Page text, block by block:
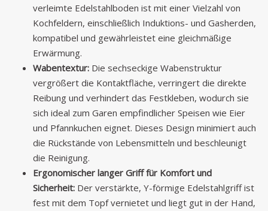
verleimte Edelstahlboden ist mit einer Vielzahl von
Kochfeldern, einschließlich Induktions- und Gasherden,
kompatibel und gewährleistet eine gleichmäßige
Erwärmung.
Wabentextur: Die sechseckige Wabenstruktur
vergrößert die Kontaktfläche, verringert die direkte
Reibung und verhindert das Festkleben, wodurch sie
sich ideal zum Garen empfindlicher Speisen wie Eier
und Pfannkuchen eignet. Dieses Design minimiert auch
die Rückstände von Lebensmitteln und beschleunigt
die Reinigung.
Ergonomischer langer Griff für Komfort und
Sicherheit: Der verstärkte, Y-förmige Edelstahlgriff ist
fest mit dem Topf vernietet und liegt gut in der Hand,